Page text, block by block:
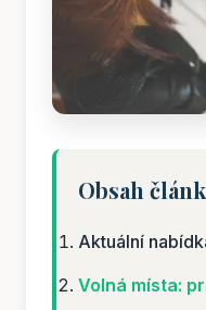
Obsah
Aktuální
Volná místa: